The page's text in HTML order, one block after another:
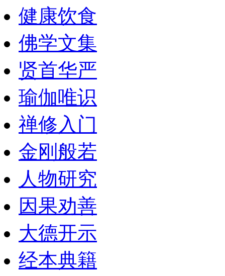
健康饮食
佛学文集
贤首华严
瑜伽唯识
禅修入门
金刚般若
人物研究
因果劝善
大德开示
经本典籍